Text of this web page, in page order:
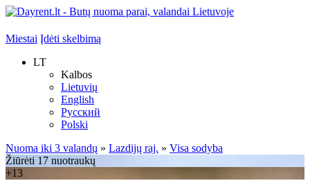
Miestai Įdėti skelbimą
LT
Kalbos
Lietuvių
English
Русский
Polski
Nuoma iki 3 valandų » Lazdijų raj. » Visa sodyba
Žiūrėti 17 nuotraukų
+13